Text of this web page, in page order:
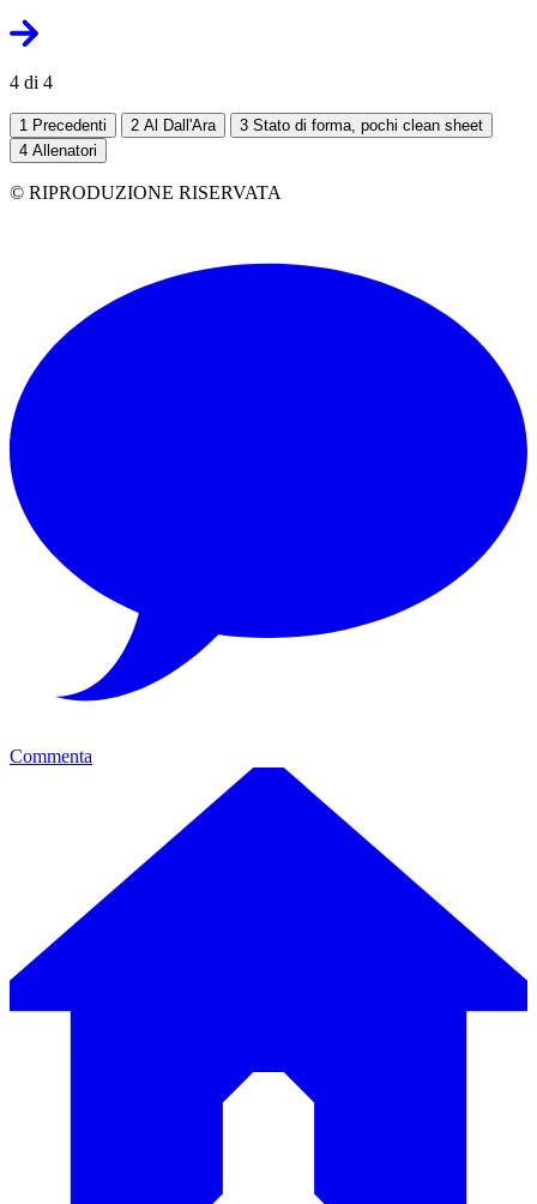
4 di 4
1 Precedenti 2 Al Dall'Ara 3 Stato di forma, pochi clean sheet
4 Allenatori
© RIPRODUZIONE RISERVATA
Commenta